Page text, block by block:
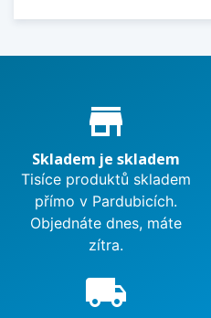
Proč nakupovat u nás?
store_mall_directory
Skladem je skladem
Tisíce produktů skladem
přímo v Pardubicích.
Objednáte dnes, máte
zítra.
local_shipping